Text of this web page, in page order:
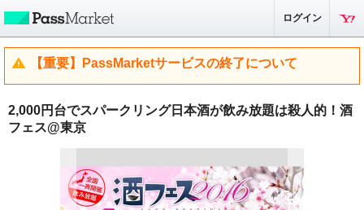
ログイン
【重要】PassMarketサービスの終了について
2,000円台でスパークリング日本酒が飲み放題は殺人的！酒
フェス@東京